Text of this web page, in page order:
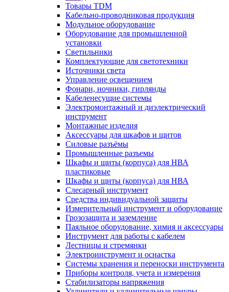
Товары TDM
Кабельно-проводниковая продукция
Модульное оборудование
Оборудование для промышленной
установки
Светильники
Комплектующие для светотехники
Источники света
Управление освещением
Фонари, ночники, гирлянды
Кабеленесущие системы
Электромонтажный и диэлектрический
инструмент
Монтажные изделия
Аксессуары для шкафов и щитов
Силовые разъёмы
Промышленные разъемы
Шкафы и щиты (корпуса) для НВА
пластиковые
Шкафы и щиты (корпуса) для НВА
Слесарный инструмент
Средства индивидуальной защиты
Измерительный инструмент и оборудование
Грозозащита и заземление
Паяльное оборудование, химия и аксессуары
Инструмент для работы с кабелем
Лестницы и стремянки
Электроинструмент и оснастка
Системы хранения и переноски инструмента
Приборы контроля, учета и измерения
Стабилизаторы напряжения